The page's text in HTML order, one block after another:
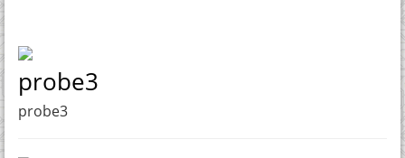
probe3
probe3